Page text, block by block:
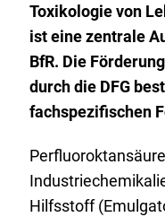
Toxikologie von
ist eine zentrale
BfR. Die
durch die DFG
fachspezifischen
Hilfsstoff